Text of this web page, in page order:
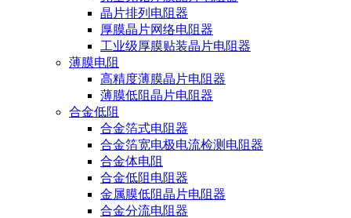
晶片排列电阻器
厚膜晶片网络电阻器
工业级厚膜贴装晶片电阻器
薄膜电阻
高精度薄膜晶片电阻器
薄膜低阻晶片电阻器
合金低阻
合金箔式电阻器
合金箔宽电极电流检测电阻器
合金体电阻
合金低阻电阻器
金属膜低阻晶片电阻器
合金分流电阻器